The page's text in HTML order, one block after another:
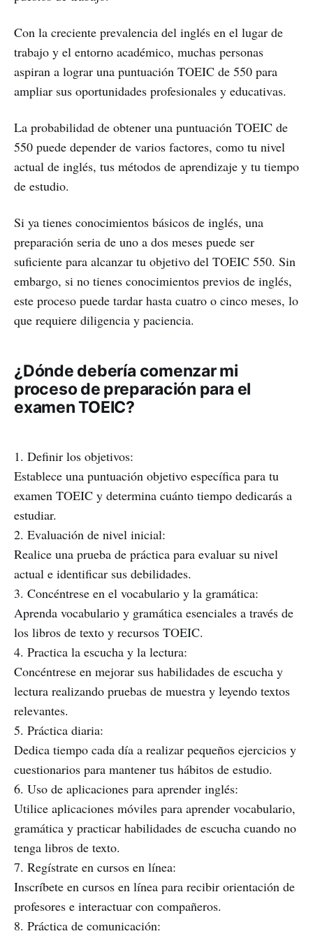
Con la creciente prevalencia del inglés en el lugar de
trabajo y el entorno académico, muchas personas
aspiran a lograr una puntuación TOEIC de 550 para
ampliar sus oportunidades profesionales y educativas.
La probabilidad de obtener una puntuación TOEIC de
550 puede depender de varios factores, como tu nivel
actual de inglés, tus métodos de aprendizaje y tu tiempo
de estudio.
Si ya tienes conocimientos básicos de inglés, una
preparación seria de uno a dos meses puede ser
suficiente para alcanzar tu objetivo del TOEIC 550. Sin
embargo, si no tienes conocimientos previos de inglés,
este proceso puede tardar hasta cuatro o cinco meses, lo
que requiere diligencia y paciencia.
¿Dónde debería comenzar mi
proceso de preparación para el
examen TOEIC?
1. Definir los objetivos:
Establece una puntuación objetivo específica para tu
examen TOEIC y determina cuánto tiempo dedicarás a
estudiar.
2. Evaluación de nivel inicial:
Realice una prueba de práctica para evaluar su nivel
actual e identificar sus debilidades.
3. Concéntrese en el vocabulario y la gramática:
Aprenda vocabulario y gramática esenciales a través de
los libros de texto y recursos TOEIC.
4. Practica la escucha y la lectura:
Concéntrese en mejorar sus habilidades de escucha y
lectura realizando pruebas de muestra y leyendo textos
relevantes.
5. Práctica diaria:
Dedica tiempo cada día a realizar pequeños ejercicios y
cuestionarios para mantener tus hábitos de estudio.
6. Uso de aplicaciones para aprender inglés:
Utilice aplicaciones móviles para aprender vocabulario,
gramática y practicar habilidades de escucha cuando no
tenga libros de texto.
7. Regístrate en cursos en línea:
Inscríbete en cursos en línea para recibir orientación de
profesores e interactuar con compañeros.
8. Práctica de comunicación: